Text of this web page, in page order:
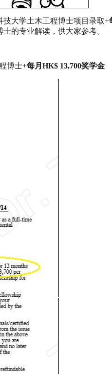
技大学土木工程博士项目录取+
士的专业解读，供大家参考。
博士+每月HK$ 13,700奖学金